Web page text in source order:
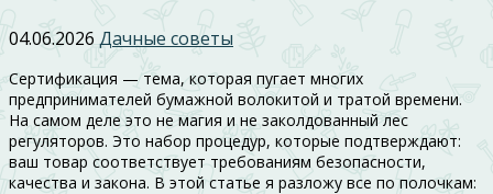
04.06.2026 Дачные советы
Сертификация — тема, которая пугает многих
предпринимателей бумажной волокитой и тратой времени.
На самом деле это не магия и не заколдованный лес
регуляторов. Это набор процедур, которые подтверждают:
ваш товар соответствует требованиям безопасности,
качества и закона. В этой статье я разложу все по полочкам: